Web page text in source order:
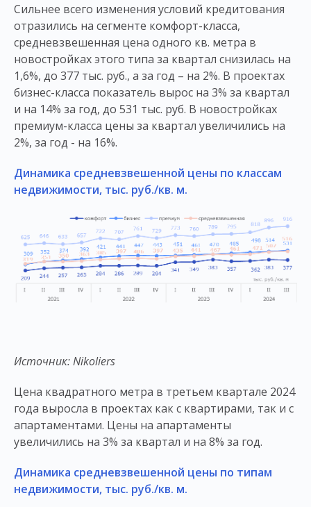
Сильнее всего изменения условий кредитования
отразились на сегменте комфорт-класса,
средневзвешенная цена одного кв. метра в
новостройках этого типа за квартал снизилась на
1,6%, до 377 тыс. руб., а за год – на 2%. В проектах
бизнес-класса показатель вырос на 3% за квартал
и на 14% за год, до 531 тыс. руб. В новостройках
премиум-класса цены за квартал увеличились на
2%, за год - на 16%.
Динамика средневзвешенной цены по классам
недвижимости, тыс. руб./кв. м.
Источник:Nikoliers
Цена квадратного метра в третьем квартале 2024
года выросла в проектах как с квартирами, так и с
апартаментами. Цены на апартаменты
увеличились на 3% за квартал и на 8% за год.
Динамика средневзвешенной цены по типам
недвижимости, тыс. руб./кв. м.